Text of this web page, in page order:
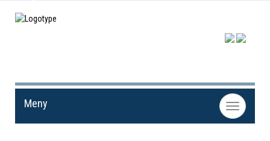
Toggle
navigation
Meny